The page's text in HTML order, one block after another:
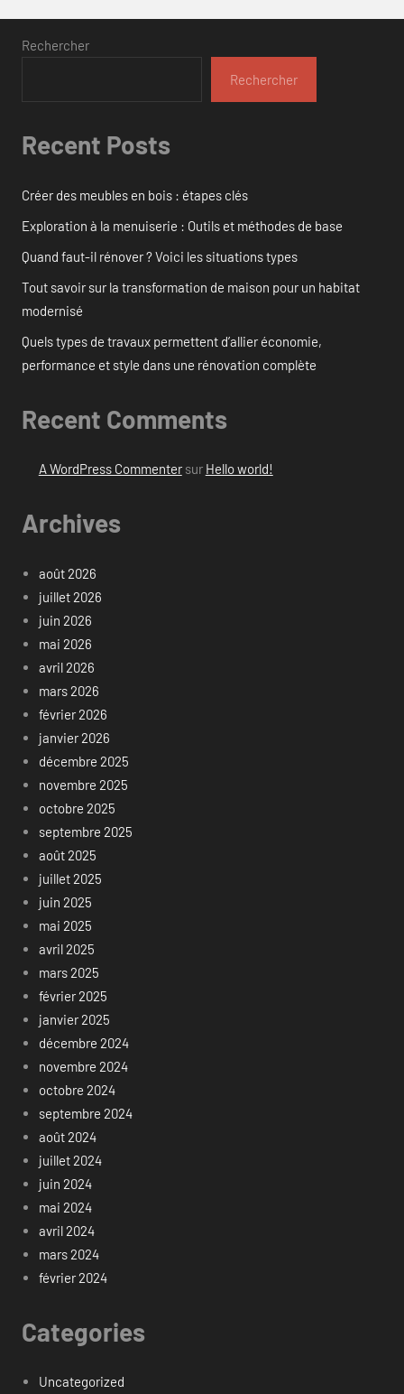
Rechercher
Rechercher
Recent Posts
Créer des meubles en bois : étapes clés
Exploration à la menuiserie : Outils et méthodes de base
Quand faut-il rénover ? Voici les situations types
Tout savoir sur la transformation de maison pour un habitat
modernisé
Quels types de travaux permettent d’allier économie,
performance et style dans une rénovation complète
Recent Comments
A WordPress Commentersur Hello world!
Archives
août 2026
juillet 2026
juin 2026
mai 2026
avril 2026
mars 2026
février 2026
janvier 2026
décembre 2025
novembre 2025
octobre 2025
septembre 2025
août 2025
juillet 2025
juin 2025
mai 2025
avril 2025
mars 2025
février 2025
janvier 2025
décembre 2024
novembre 2024
octobre 2024
septembre 2024
août 2024
juillet 2024
juin 2024
mai 2024
avril 2024
mars 2024
février 2024
Categories
Uncategorized